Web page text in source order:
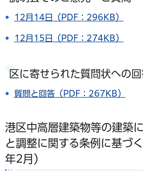
12月14日（PDF：296KB）
12月15日（PDF：274KB）
区に寄せられた質問状への
質問と回答（PDF：267KB）
港区中高層建築物等の建築
と調整に関する条例に基づ
年2月）